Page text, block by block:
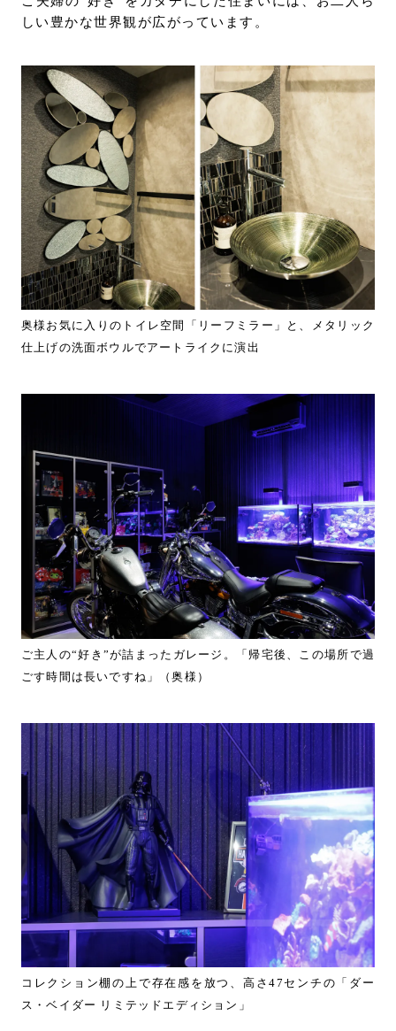
しい豊かな世界観が広がっています。
奥様お気に入りのトイレ空間「リーフミラー」と、メタリック
仕上げの洗面ボウルでアートライクに演出
ご主人の“好き”が詰まったガレージ。「帰宅後、この場所で過
ごす時間は長いですね」（奥様）
コレクション棚の上で存在感を放つ、高さ47センチの「ダー
ス・ベイダー リミテッドエディション」